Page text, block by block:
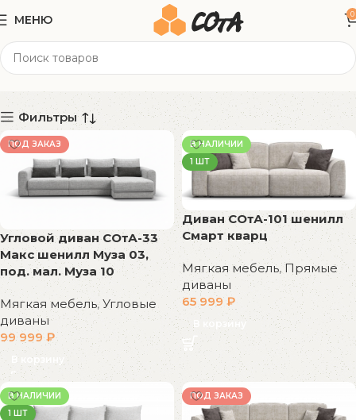
МЕНЮ 0
Белый
Фильтры
ПОД ЗАКАЗ
Угловой диван СОтА-33
Макс шенилл Муза 03,
под. мал. Муза 10
Мягкая мебель,Угловые
диваны
99 999₽
В корзину
В НАЛИЧИИ
1 ШТ
Диван СОтА-101 шенилл
Смарт кварц
Мягкая мебель,Прямые
диваны
65 999₽
В корзину
В НАЛИЧИИ
1 ШТ
ПОД ЗАКАЗ